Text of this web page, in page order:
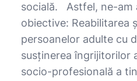
socială. Astfel, ne-am
obiective: Reabilitarea
persoanelor adulte cu
susținerea îngrijitorilor
socio-profesională a